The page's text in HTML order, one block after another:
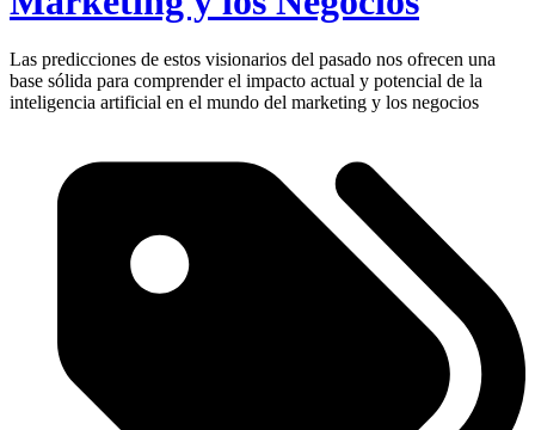
Las predicciones de estos visionarios del pasado nos ofrecen una
base sólida para comprender el impacto actual y potencial de la
inteligencia artificial en el mundo del marketing y los negocios